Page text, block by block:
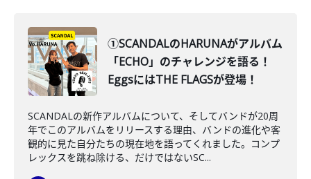
①SCANDALのHARUNAがアルバム
「ECHO」のチャレンジを語る！
EggsにはTHE FLAGSが登場！
SCANDALの新作アルバムについて、そしてバンドが20周
年でこのアルバムをリリースする理由、バンドの進化や客
観的に見た自分たちの現在地を語ってくれました。コンプ
レックスを跳ね除ける、だけではないSC...